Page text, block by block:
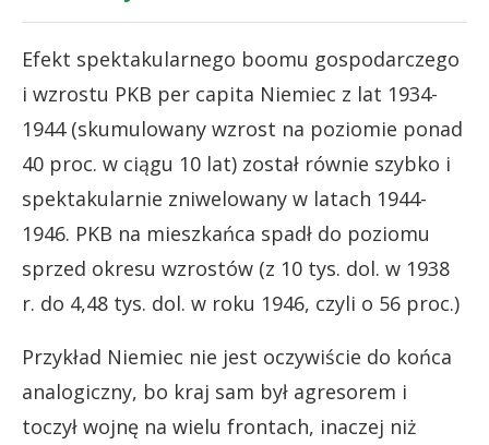
Efekt spektakularnego boomu gospodarczego
i wzrostu PKB per capita Niemiec z lat 1934-
1944 (skumulowany wzrost na poziomie ponad
40 proc. w ciągu 10 lat) został równie szybko i
spektakularnie zniwelowany w latach 1944-
1946. PKB na mieszkańca spadł do poziomu
sprzed okresu wzrostów (z 10 tys. dol. w 1938
r. do 4,48 tys. dol. w roku 1946, czyli o 56 proc.)
Przykład Niemiec nie jest oczywiście do końca
analogiczny, bo kraj sam był agresorem i
toczył wojnę na wielu frontach, inaczej niż